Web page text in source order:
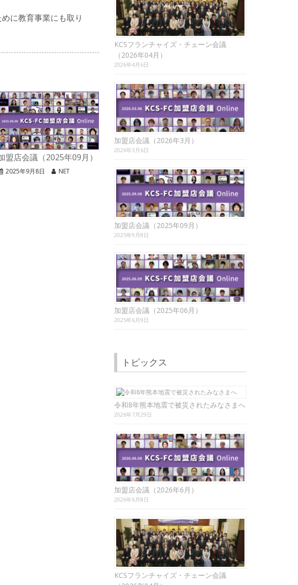
に教育事業にも取り
盟店会議（2025年09月）
2025年9月8日 NET 2025年6月9日 NET
2025年3月18日
KCSフランチャイズ・チェーン会議
（2026年04月）
2026年4月6日
加盟店会議（2026年3月）
2026年3月6日
加盟店会議（2025年09月）
2025年9月8日
加盟店会議（2025年06月）
2025年6月9日
トピックス
令和8年熊本地震で被災されたみなさまへ
2026年7月29日
加盟店会議（2026年6月）
2026年6月8日
KCSフランチャイズ・チェーン会議